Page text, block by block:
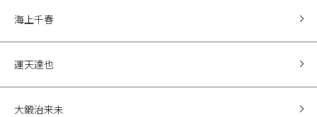
海上千春
運天達也
大鍛治来未